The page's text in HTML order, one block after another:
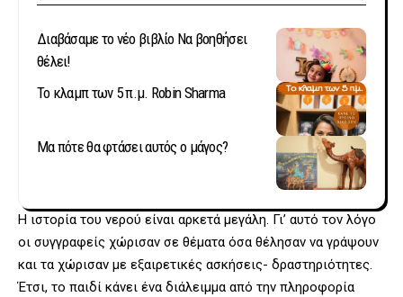
Διαβάσαμε το νέο βιβλίο Να βοηθήσει
θέλει!
Το κλαμπ των 5 π.μ. Robin Sharma
Μα πότε θα φτάσει αυτός ο μάγος?
Η ιστορία του νερού είναι αρκετά μεγάλη. Γι’ αυτό τον λόγο
οι συγγραφείς χώρισαν σε θέματα όσα θέλησαν να γράψουν
και τα χώρισαν με εξαιρετικές ασκήσεις- δραστηριότητες.
Έτσι, το παιδί κάνει ένα διάλειμμα από την πληροφορία